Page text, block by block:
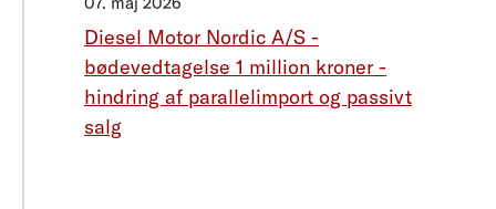
Diesel Motor Nordic A/S -
bødevedtagelse 1 million kroner -
hindring af parallelimport og passivt
salg